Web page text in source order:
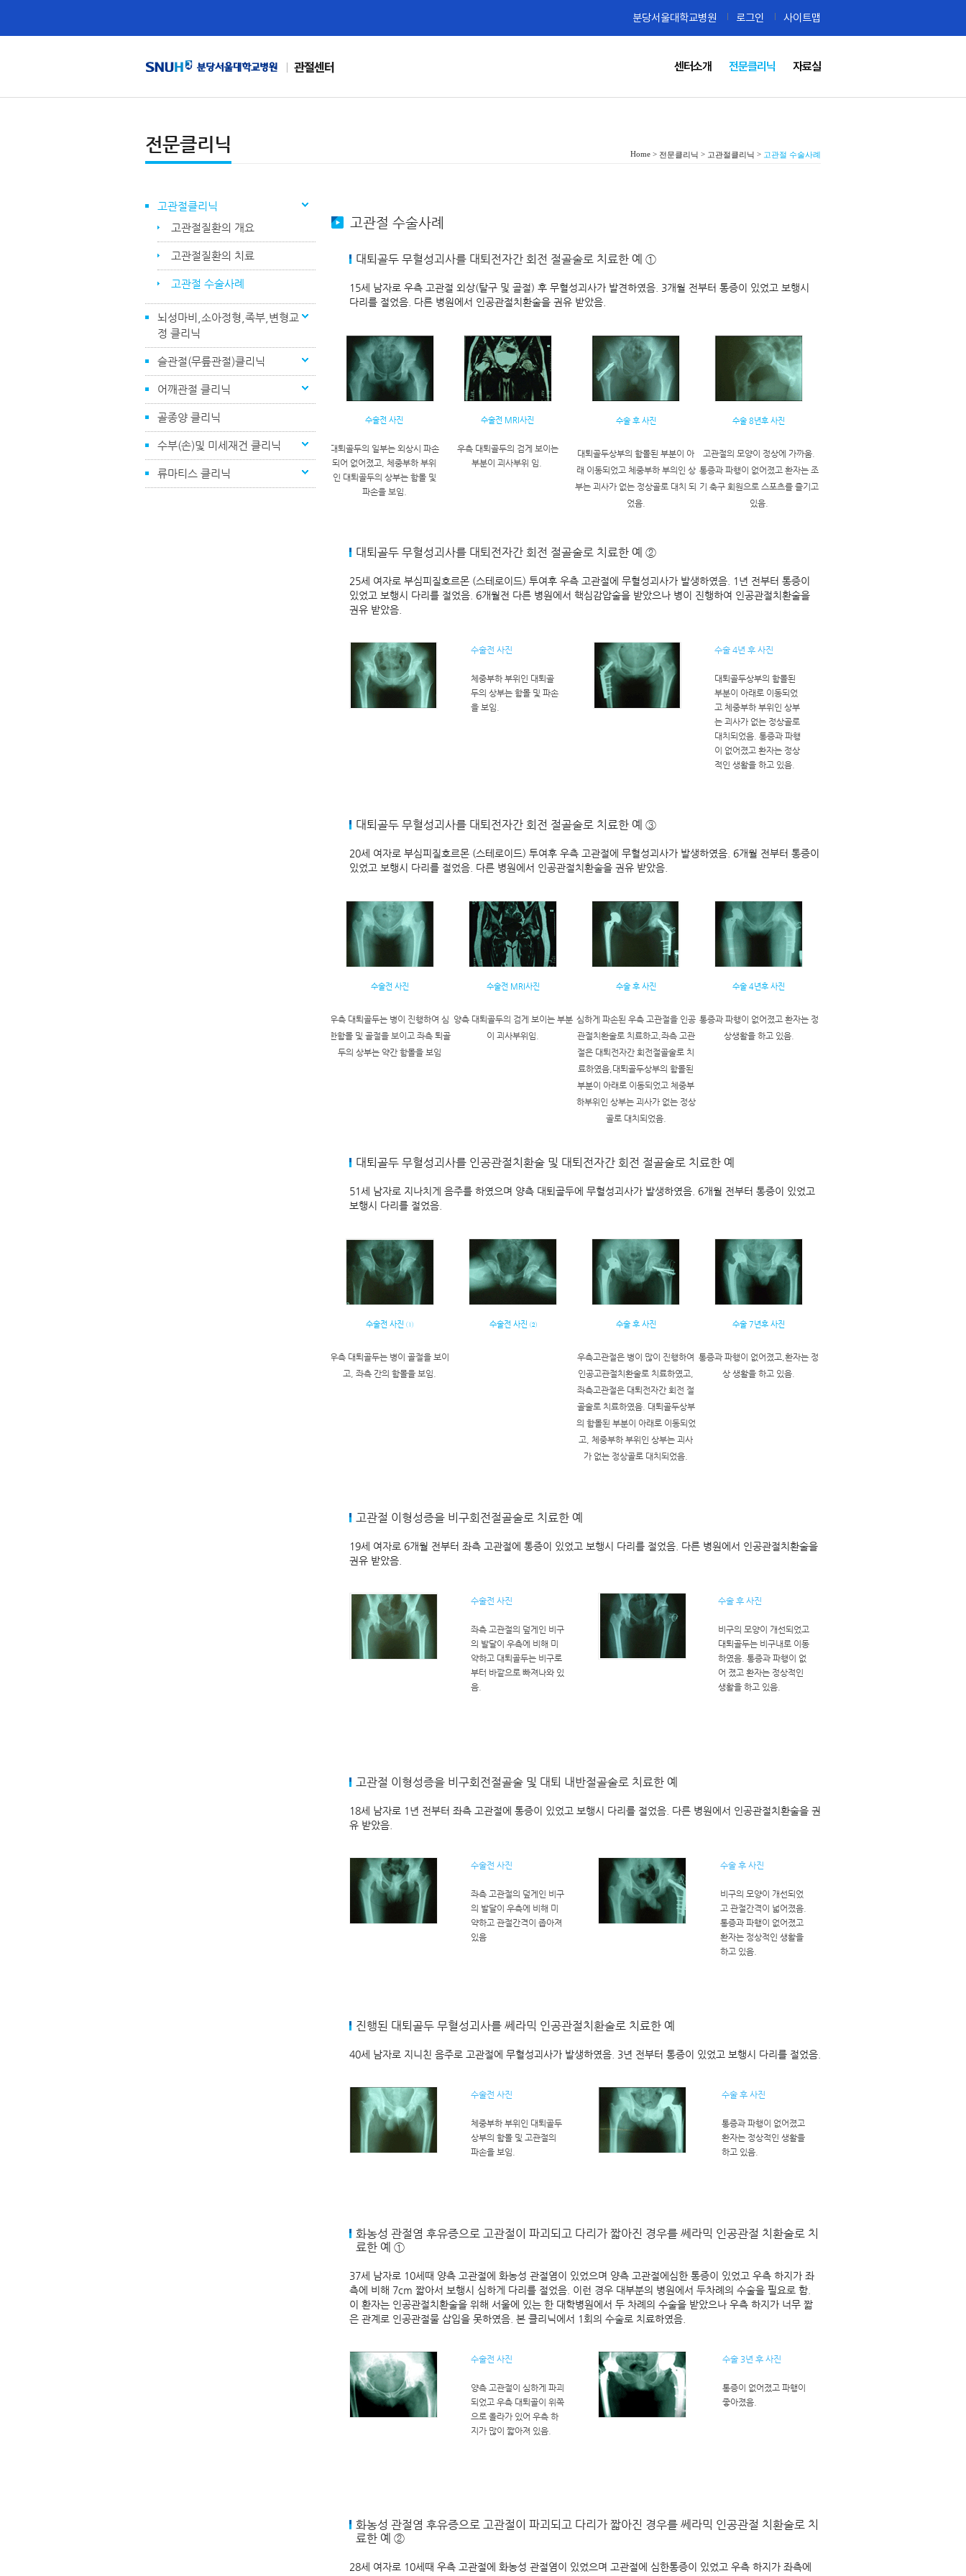
관절센터
분당서울대학교병원 로그인 사이트맵
센터소개 전문클리닉 자료실
전문클리닉 Home > 전문클리닉 > 고관절클리닉 > 고관절 수술사례
고관절클리닉
고관절질환의 개요
고관절질환의 치료
고관절 수술사례
뇌성마비,소아정형,족부,변형교
정 클리닉
슬관절(무릎관절)클리닉
어깨관절 클리닉
골종양 클리닉
수부(손)및 미세재건 클리닉
류마티스 클리닉
고관절 수술사례
대퇴골두 무혈성괴사를 대퇴전자간 회전 절골술로 치료한 예 ①
15세 남자로 우측 고관절 외상(탈구 및 골절) 후 무혈성괴사가 발견하였음. 3개월 전부터 통증이 있었고 보행시
다리를 절었음. 다른 병원에서 인공관절치환술을 권유 받았음.
수술전 사진
대퇴골두의 일부는 외상시 파손
되어 없어졌고, 체중부하 부위
인 대퇴골두의 상부는 함몰 및
파손을 보임.
수술전 MRI사진
우측 대퇴골두의 검게 보이는
부분이 괴사부위 임.
수술 후 사진
대퇴골두상부의 함몰된 부분이 아
래 이동되었고 체중부하 부의인 상
부는 괴사가 없는 정상골로 대치 되
었음.
수술 8년후 사진
고관절의 모양이 정상에 가까움.
통증과 파행이 없어졌고 환자는 조
기 축구 회원으로 스포츠를 즐기고
있음.
대퇴골두 무혈성괴사를 대퇴전자간 회전 절골술로 치료한 예 ②
25세 여자로 부심피질호르몬 (스테로이드) 투여후 우측 고관절에 무혈성괴사가 발생하였음. 1년 전부터 통증이
있었고 보행시 다리를 절었음. 6개월전 다른 병원에서 핵심감압술을 받았으나 병이 진행하여 인공관절치환술을
권유 받았음.
수술전 사진
체중부하 부위인 대퇴골
두의 상부는 함몰 및 파손
을 보임.
수술 4년 후 사진
대퇴골두상부의 함몰된
부분이 아래로 이동되었
고 체중부하 부위인 상부
는 괴사가 없는 정상골로
대치되었음. 통증과 파행
이 없어졌고 환자는 정상
적인 생활을 하고 있음.
대퇴골두 무혈성괴사를 대퇴전자간 회전 절골술로 치료한 예 ③
20세 여자로 부심피질호르몬 (스테로이드) 투여후 우측 고관절에 무혈성괴사가 발생하였음. 6개월 전부터 통증이
있었고 보행시 다리를 절었음. 다른 병원에서 인공관절치환술을 권유 받았음.
수술전 사진
우측 대퇴골두는 병이 진행하여 심
한함몰 및 골절을 보이고 좌측 퇴골
두의 상부는 약간 함몰을 보임
수술전 MRI사진
양측 대퇴골두의 검게 보이는 부분
이 괴사부위임.
수술 후 사진
심하게 파손된 우측 고관절을 인공
관절치환술로 치료하고,좌측 고관
절은 대퇴전자간 회전절골술로 치
료하였음,대퇴골두상부의 함몰된
부분이 아래로 이동되었고 체중부
하부위인 상부는 괴사가 없는 정상
골로 대치되었음.
수술 4년후 사진
통증과 파행이 없어졌고 환자는 정
상생활을 하고 있음.
대퇴골두 무혈성괴사를 인공관절치환술 및 대퇴전자간 회전 절골술로 치료한 예
51세 남자로 지나치게 음주를 하였으며 양측 대퇴골두에 무혈성괴사가 발생하였음. 6개월 전부터 통증이 있었고
보행시 다리를 절었음.
수술전 사진 ①
우측 대퇴골두는 병이 골절을 보이
고, 좌측 간의 함몰을 보임.
수술전 사진 ② 수술 후 사진
우측고관절은 병이 많이 진행하여
인공고관절치환술로 치료하였고,
좌측고관절은 대퇴전자간 회전 절
골술로 치료하였음. 대퇴골두상부
의 함몰된 부분이 아래로 이동되었
고, 체중부하 부위인 상부는 괴사
가 없는 정상골로 대치되었음.
수술 7년후 사진
통증과 파행이 없어졌고,환자는 정
상 생활을 하고 있음.
고관절 이형성증을 비구회전절골술로 치료한 예
19세 여자로 6개월 전부터 좌측 고관절에 통증이 있었고 보행시 다리를 절었음. 다른 병원에서 인공관절치환술을
권유 받았음.
수술전 사진
좌측 고관절의 덮게인 비구
의 발달이 우측에 비해 미
약하고 대퇴골두는 비구로
부터 바깥으로 빠져나와 있
음.
수술 후 사진
비구의 모양이 개선되었고
대퇴골두는 비구내로 이동
하였음. 통증과 파행이 없
어 졌고 환자는 정상적인
생활을 하고 있음.
고관절 이형성증을 비구회전절골술 및 대퇴 내반절골술로 치료한 예
18세 남자로 1년 전부터 좌측 고관절에 통증이 있었고 보행시 다리를 절었음. 다른 병원에서 인공관절치환술을 권
유 받았음.
수술전 사진
좌측 고관절의 덮게인 비구
의 발달이 우측에 비해 미
약하고 관절간격이 좁아져
있음
수술 후 사진
비구의 모양이 개선되었
고 관절간격이 넓어졌음.
통증과 파행이 없어졌고
환자는 정상적인 생활을
하고 있음.
진행된 대퇴골두 무혈성괴사를 쎄라믹 인공관절치환술로 치료한 예
40세 남자로 지니친 음주로 고관절에 무혈성괴사가 발생하였음. 3년 전부터 통증이 있었고 보행시 다리를 절었음.
수술전 사진
체중부하 부위인 대퇴골두
상부의 함몰 및 고관절의
파손을 보임.
수술 후 사진
통증과 파행이 없어졌고
환자는 정상적인 생활을
하고 있음.
화농성 관절염 후유증으로 고관절이 파괴되고 다리가 짧아진 경우를 쎄라믹 인공관절 치환술로 치
료한 예 ①
37세 남자로 10세때 양측 고관절에 화농성 관절염이 있었으며 양측 고관절에심한 통증이 있었고 우측 하지가 좌
측에 비해 7cm 짧아서 보행시 심하게 다리를 절었음. 이런 경우 대부분의 병원에서 두차례의 수술을 필요로 함.
이 환자는 인공관절치환술을 위해 서울에 있는 한 대학병원에서 두 차례의 수술을 받았으나 우측 하지가 너무 짧
은 관계로 인공관절물 삽입을 못하였음. 본 클리닉에서 1회의 수술로 치료하였음.
수술전 사진
양측 고관절이 심하게 파괴
되었고 우측 대퇴골이 위쪽
으로 올라가 있어 우측 하
지가 많이 짧아져 있음.
수술 3년 후 사진
통증이 없어졌고 파행이
좋아졌음.
화농성 관절염 후유증으로 고관절이 파괴되고 다리가 짧아진 경우를 쎄라믹 인공관절 치환술로 치
료한 예 ②
28세 여자로 10세때 우측 고관절에 화농성 관절염이 있었으며 고관절에 심한통증이 있었고 우측 하지가 좌측에